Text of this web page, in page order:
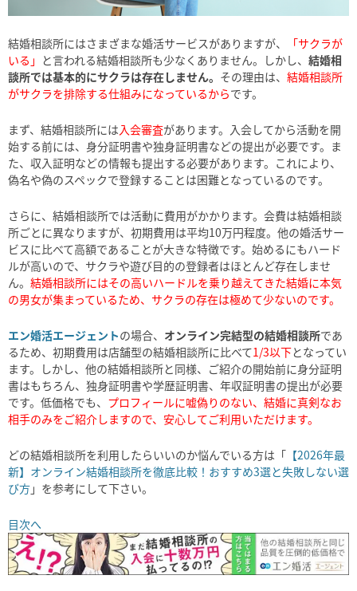
結婚相談所にはさまざまな婚活サービスがありますが、
「サクラが
いる」 と言われる結婚相談所も少なくありません。しかし、 結婚相
談所では基本的にサクラは存在しません。 その理由は、 結婚相談所
がサクラを排除する仕組みになっているからです。
まず、結婚相談所には入会審査があります。入会してから活動を開
始する前には、身分証明書や独身証明書などの提出が必要です。ま
た、収入証明などの情報も提出する必要があります。これにより、
偽名や偽のスペックで登録することは困難となっているのです。
さらに、結婚相談所では活動に費用がかかります。会費は結婚相談
所ごとに異なりますが、初期費用は平均10万円程度。他の婚活サー
ビスに比べて高額であることが大きな特徴です。始めるにもハード
ルが高いので、サクラや遊び目的の登録者はほとんど存在しませ
ん。 結婚相談所にはその高いハードルを乗り越えてきた結婚に本気
の男女が集まっているため、サクラの存在は極めて少ないのです。
エン婚活エージェントの場合、 オンライン完結型の結婚相談所であ
るため、初期費用は店舗型の結婚相談所に比べて1/3以下となってい
ます。しかし、他の結婚相談所と同様、ご紹介の開始前に身分証明
書はもちろん、独身証明書や学歴証明書、年収証明書の提出が必要
です。低価格でも、 プロフィールに嘘偽りのない、結婚に真剣なお
相手のみをご紹介しますので、安心してご利用いただけます。
どの結婚相談所を利用したらいいのか悩んでいる方は「 【2026年最
新】オンライン結婚相談所を徹底比較！おすすめ3選と失敗しない選
び方」を参考にして下さい。
目次へ